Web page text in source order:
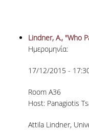
Lindner, A., "Who
Ημερομηνία:
17/12/2015 -
Room A36
Host: Panagiotis
Attila Lindner,